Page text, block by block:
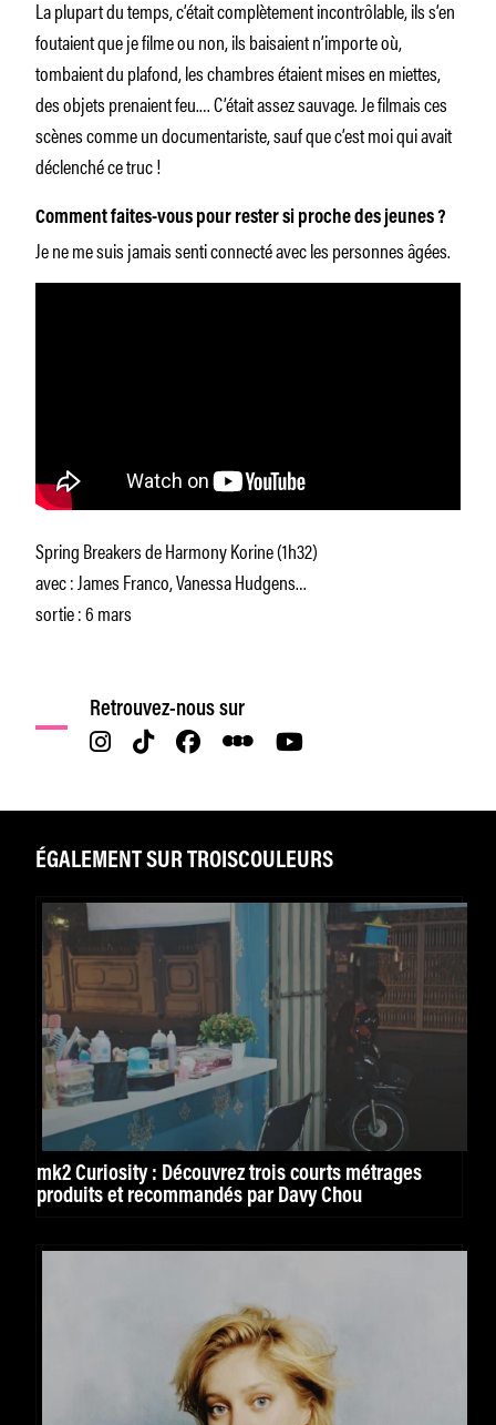
La plupart du temps, c’était complètement incontrôlable, ils s’en
foutaient que je filme ou non, ils baisaient n’importe où,
tombaient du plafond, les chambres étaient mises en miettes,
des objets prenaient feu.… C’était assez sauvage. Je filmais ces
scènes comme un documentariste, sauf que c’est moi qui avait
déclenché ce truc !
Comment faites-vous pour rester si proche des jeunes ?
Je ne me suis jamais senti connecté avec les personnes âgées.
Spring Breakers de Harmony Korine (1h32)
avec : James Franco, Vanessa Hudgens…
sortie : 6 mars
Retrouvez-nous sur
ÉGALEMENT SUR TROISCOULEURS
mk2 Curiosity : Découvrez trois courts métrages
produits et recommandés par Davy Chou